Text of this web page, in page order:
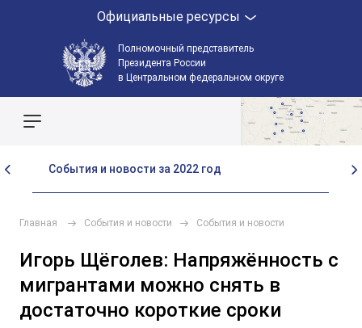
Полномочный представитель
Президента России
в Центральном федеральном округе
Официальные ресурсы
События и новости за 2022 год
Главная События и новости События и новости
Игорь Щёголев: Напряжённость с
мигрантами можно снять в
достаточно короткие сроки